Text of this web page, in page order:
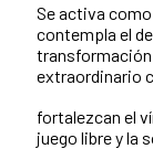
Se activa
contempla el
transformación
extraordinario
fortalezcan el
juego libre y la